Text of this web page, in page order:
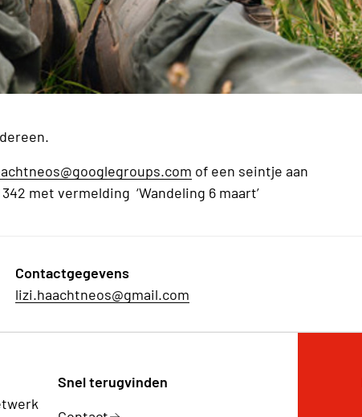
of een seintje aan
342 met vermelding ‘Wandeling 6 maart’
Contactgegevens
lizi.haachtneos@gmail.com
Snel terugvinden